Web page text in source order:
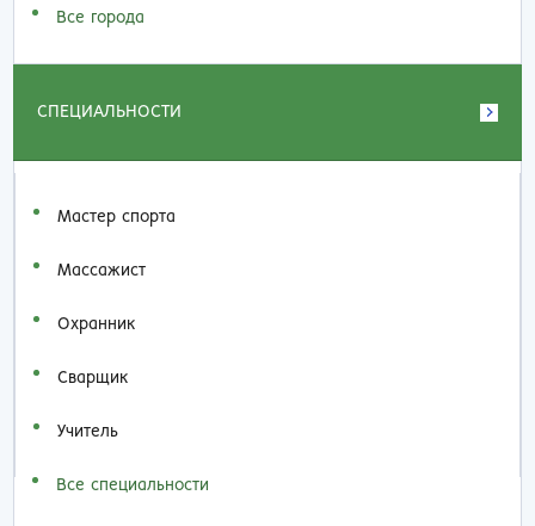
Все города
СПЕЦИАЛЬНОСТИ
Мастер спорта
Массажист
Охранник
Сварщик
Учитель
Все специальности